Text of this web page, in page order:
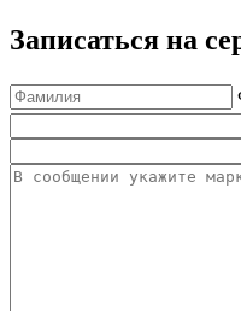
Записаться на